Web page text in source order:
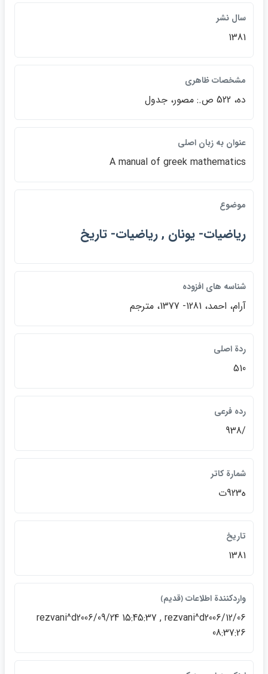
سال نشر
1381
مشخصات ظاهري
ده، 522 ص.: مصور، جدول
عنوان به زبان اصلي
A manual of greek mathematics
موضوع
رياضيات- يونان , رياضيات- تاريخ
شناسه هاي افزوده
آرام، احمد، 1281- 1377، مترجم
ردة اصلي
510
رده فرعي
/938
شمارة كاتر
ه923ت
تاريخ
1381
واردكنندة اطلاعات ﴿قديم﴾
rezvani^d2006/09/24 15:45:37 , rezvani^d2006/12/06
08:37:26